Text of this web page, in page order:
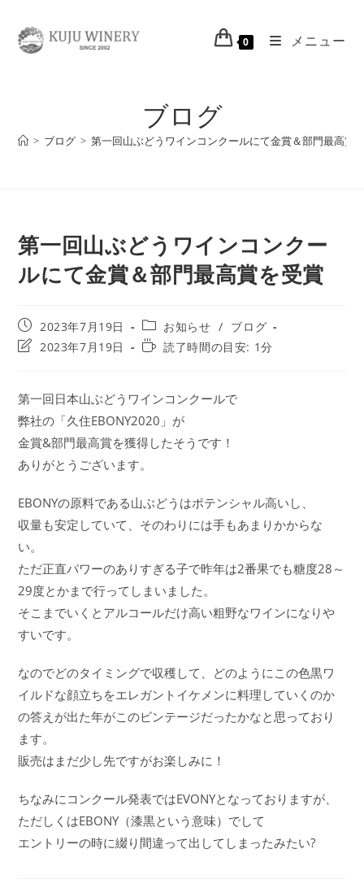
0 メニュー
ブログ
> ブログ > 第一回山ぶどうワインコンクールにて金賞＆部門最高賞
第一回山ぶどうワインコンクー
ルにて金賞＆部門最高賞を受賞
2023年7月19日 お知らせ / ブログ
2023年7月19日
読了時間の目安: 1分
第一回日本山ぶどうワインコンクールで
弊社の「久住EBONY2020」が
金賞&部門最高賞を獲得したそうです！
ありがとうございます。
EBONYの原料である山ぶどうはポテンシャル高いし、
収量も安定していて、そのわりには手もあまりかからな
い。
ただ正直パワーのありすぎる子で昨年は2番果でも糖度28～
29度とかまで行ってしまいました。
そこまでいくとアルコールだけ高い粗野なワインになりや
すいです。
なのでどのタイミングで収穫して、どのようにこの色黒ワ
イルドな顔立ちをエレガントイケメンに料理していくのか
の答えが出た年がこのビンテージだったかなと思っており
ます。
販売はまだ少し先ですがお楽しみに！
ちなみにコンクール発表ではEVONYとなっておりますが、
ただしくはEBONY（漆黒という意味）でして
エントリーの時に綴り間違って出してしまったみたい?